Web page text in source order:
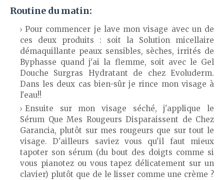
Routine du matin:
Pour commencer je lave mon visage avec un de
ces deux produits : soit la Solution micellaire
démaquillante peaux sensibles, sèches, irrités de
Byphasse quand j'ai la flemme, soit avec le Gel
Douche Surgras Hydratant de chez Evoluderm.
Dans les deux cas bien-sûr je rince mon visage à
l'eau!!
Ensuite sur mon visage séché, j'applique le
Sérum Que Mes Rougeurs Disparaissent de Chez
Garancia, plutôt sur mes rougeurs que sur tout le
visage. D'ailleurs saviez vous qu'il faut mieux
tapoter son sérum (du bout des doigts comme si
vous pianotez ou vous tapez délicatement sur un
clavier) plutôt que de le lisser comme une crème ?